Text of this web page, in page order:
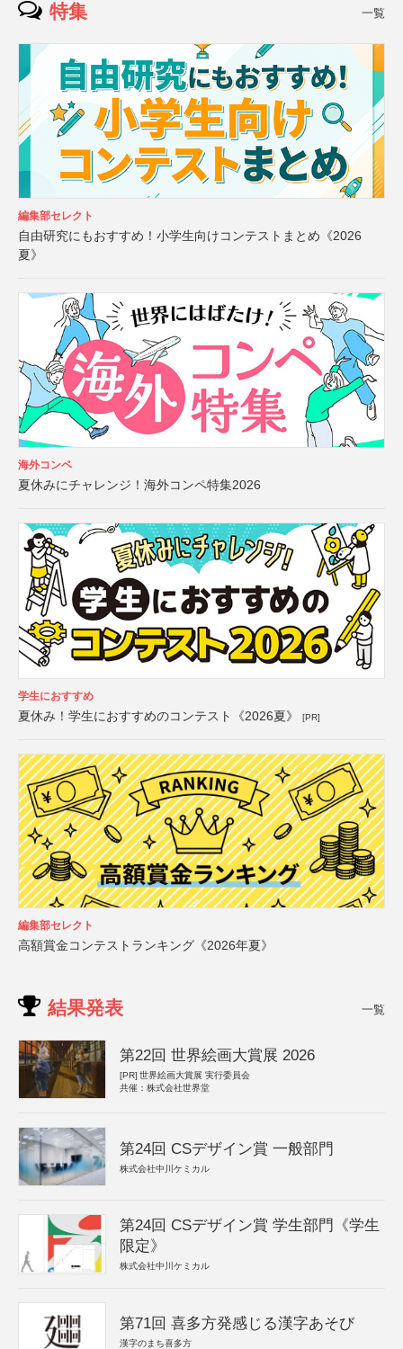
特集 一覧
編集部セレクト
自由研究にもおすすめ！小学生向けコンテストまとめ《2026
夏》
海外コンペ
夏休みにチャレンジ！海外コンペ特集2026
学生におすすめ
夏休み！学生におすすめのコンテスト《2026夏》 [PR]
編集部セレクト
高額賞金コンテストランキング《2026年夏》
結果発表 一覧
第22回 世界絵画大賞展 2026
[PR] 世界絵画大賞展 実行委員会
共催：株式会社世界堂
第24回 CSデザイン賞 一般部門
株式会社中川ケミカル
第24回 CSデザイン賞 学生部門《学生
限定》
株式会社中川ケミカル
第71回 喜多方発感じる漢字あそび
漢字のまち喜多方